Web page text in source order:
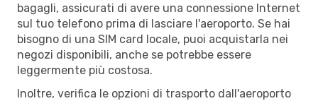
bagagli, assicurati di avere una connessione Internet
sul tuo telefono prima di lasciare l'aeroporto. Se hai
bisogno di una SIM card locale, puoi acquistarla nei
negozi disponibili, anche se potrebbe essere
leggermente più costosa.
Inoltre, verifica le opzioni di trasporto dall'aeroporto